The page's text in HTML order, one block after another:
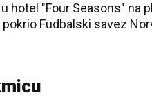
"Four Seasons" na
Fudbalski savez